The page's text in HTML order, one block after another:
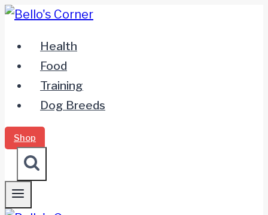
Zum
springenHealth
Food
Training
Dog Breeds
Shop